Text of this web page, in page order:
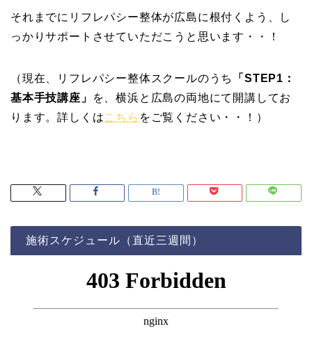
それまでにリフレパシー整体が広島に根付くよう、し
っかりサポートさせていただこうと思います・・！
（現在、リフレパシー整体スクールのうち
「STEP1：
基本手技講座」
を、横浜と広島の両地にて開講してお
ります。詳しくはこちら をご覧ください・・！）
施術スケジュール（直近三週間）